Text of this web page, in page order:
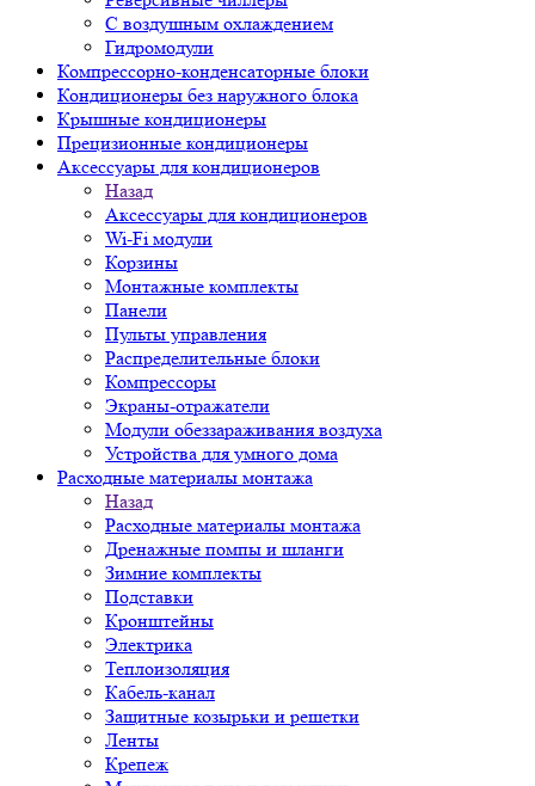
С воздушным охлаждением
Гидромодули
Компрессорно-конденсаторные блоки
Кондиционеры без наружного блока
Крышные кондиционеры
Прецизионные кондиционеры
Аксессуары для кондиционеров
Назад
Аксессуары для кондиционеров
Wi-Fi модули
Корзины
Монтажные комплекты
Панели
Пульты управления
Распределительные блоки
Компрессоры
Экраны-отражатели
Модули обеззараживания воздуха
Устройства для умного дома
Расходные материалы монтажа
Назад
Расходные материалы монтажа
Дренажные помпы и шланги
Зимние комплекты
Подставки
Кронштейны
Электрика
Теплоизоляция
Кабель-канал
Защитные козырьки и решетки
Ленты
Крепеж